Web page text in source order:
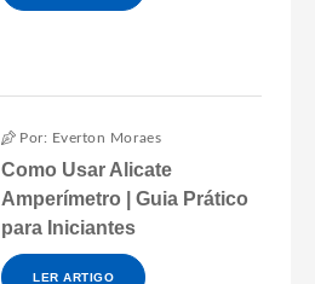
Por: Everton Moraes
Como Usar Alicate
Amperímetro | Guia Prático
para Iniciantes
LER ARTIGO